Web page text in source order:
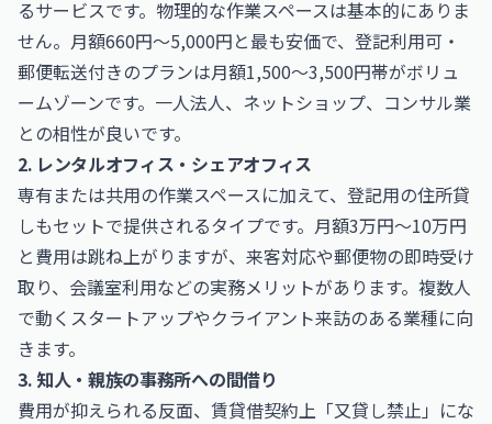
るサービスです。物理的な作業スペースは基本的にありま
せん。月額660円〜5,000円と最も安価で、登記利用可・
郵便転送付きのプランは月額1,500〜3,500円帯がボリュ
ームゾーンです。一人法人、ネットショップ、コンサル業
との相性が良いです。
2. レンタルオフィス・シェアオフィス
専有または共用の作業スペースに加えて、登記用の住所貸
しもセットで提供されるタイプです。月額3万円〜10万円
と費用は跳ね上がりますが、来客対応や郵便物の即時受け
取り、会議室利用などの実務メリットがあります。複数人
で動くスタートアップやクライアント来訪のある業種に向
きます。
3. 知人・親族の事務所への間借り
費用が抑えられる反面、賃貸借契約上「又貸し禁止」にな